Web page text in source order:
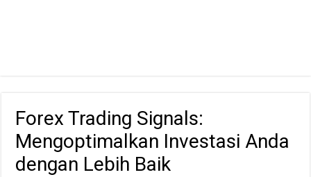
Forex Trading Signals:
Mengoptimalkan Investasi Anda
dengan Lebih Baik